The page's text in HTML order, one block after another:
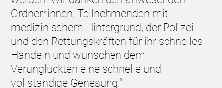
Ordner*innen, Teilnehmenden mit
medizinischem Hintergrund, der Polizei
und den Rettungskräften für ihr schnelles
Handeln und wünschen dem
Verunglückten eine schnelle und
vollständige Genesung."